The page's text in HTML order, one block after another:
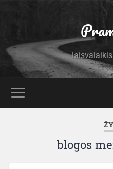
blogos